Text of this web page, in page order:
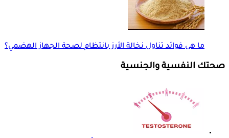
ما هى فوائد تناول نخالة الأرز بانتظام لصحة الجهاز الهضمي؟
صحتك النفسية والجنسية